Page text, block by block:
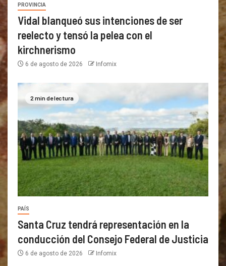
PROVINCIA
Vidal blanqueó sus intenciones de ser
reelecto y tensó la pelea con el
kirchnerismo
6 de agosto de 2026 Infomix
2 min de lectura
PAÍS
Santa Cruz tendrá representación en la
conducción del Consejo Federal de Justicia
6 de agosto de 2026 Infomix